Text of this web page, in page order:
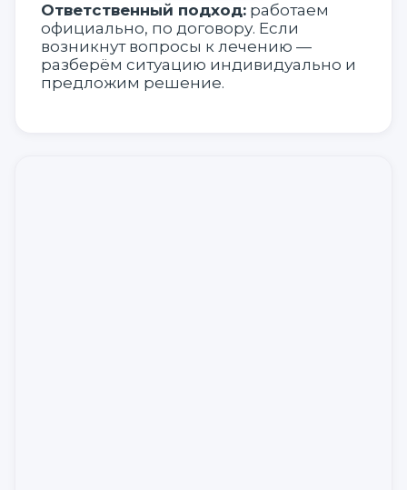
Ответственный подход: работаем
официально, по договору. Если
возникнут вопросы к лечению —
разберём ситуацию индивидуально и
предложим решение.